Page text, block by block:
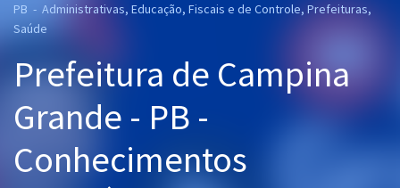
Assinatura Ilimitada
Graduação
OAB
PB - Administrativas, Educação, Fiscais e de Controle, Prefeituras,
Saúde
Prefeitura de Campina
Grande - PB -
Conhecimentos